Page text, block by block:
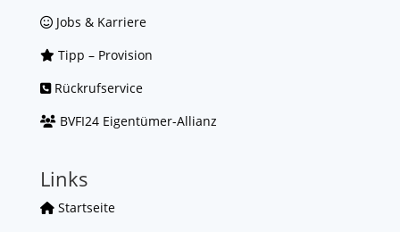
Jobs & Karriere
Tipp – Provision
Rückrufservice
BVFI24 Eigentümer-Allianz
Links
Startseite